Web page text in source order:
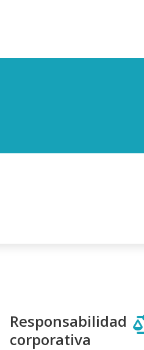
Responsabilidad
corporativa